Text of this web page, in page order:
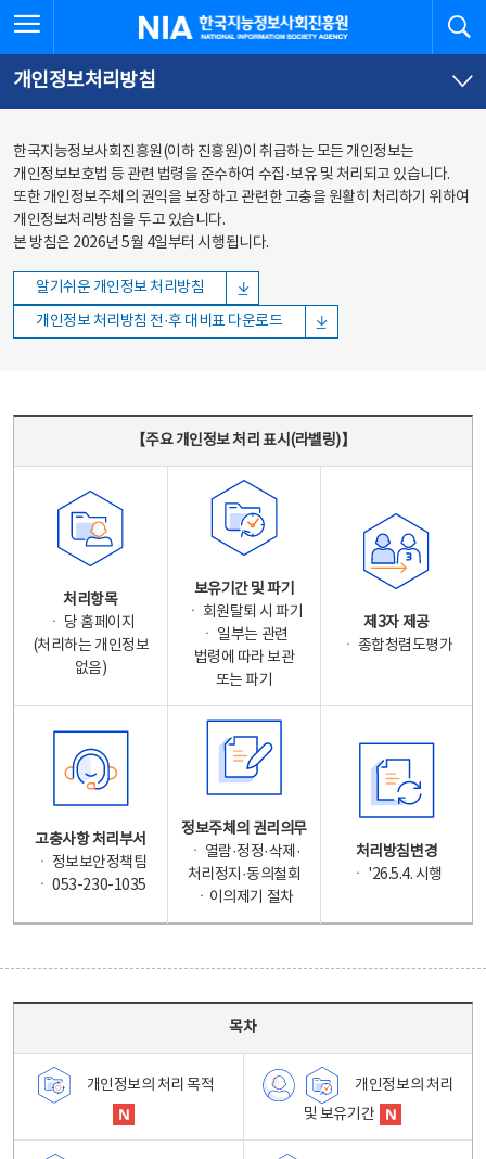
바로가기
바로가기
한국지능정보사회진흥원
개인정보처리방침
한국지능정보사회진흥원(이하 진흥원)이 취급하는 모든 개인정보는
개인정보보호법 등 관련 법령을 준수하여 수집·보유 및 처리되고 있습니다.
또한 개인정보주체의 권익을 보장하고 관련한 고충을 원활히 처리하기 위하여
개인정보처리방침을 두고 있습니다.
본 방침은 2026년 5월 4일부터 시행됩니다.
알기쉬운 개인정보 처리방침
개인정보 처리방침 전·후 대비표 다운로드
【주요 개인정보 처리 표시(라벨링)】
처리항목
ㆍ 당 홈페이지
(처리하는 개인정보
없음)
보유기간 및 파기
ㆍ 회원탈퇴 시 파기
ㆍ 일부는 관련
법령에 따라 보관
또는 파기
제3자 제공
ㆍ 종합청렴도평가
고충사항 처리부서
ㆍ 정보보안정책팀
ㆍ 053-230-1035
정보주체의 권리의무
ㆍ 열람·정정·삭제·
처리정지·동의철회
ㆍ이의제기 절차
처리방침변경
ㆍ '26.5.4. 시행
목차
개인정보의 처리 목적
개인정보의 처리
및 보유기간